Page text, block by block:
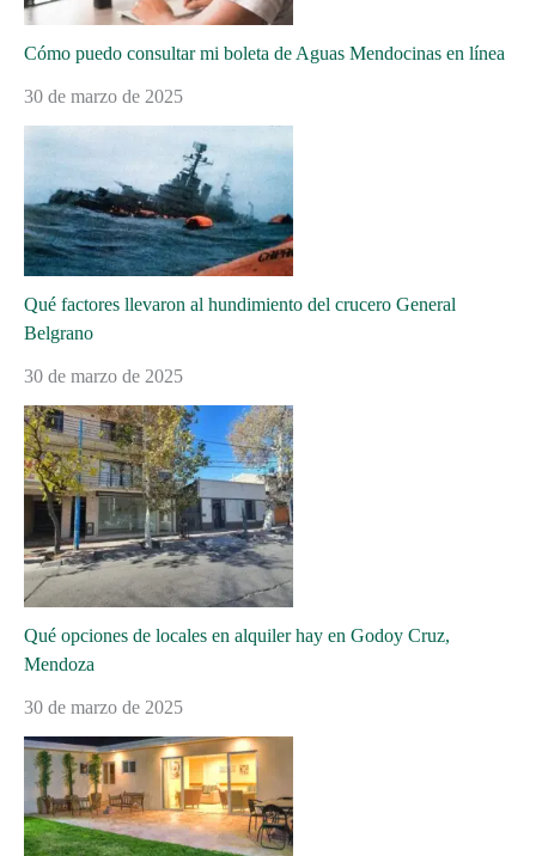
Cómo puedo consultar mi boleta de Aguas Mendocinas en línea
30 de marzo de 2025
Qué factores llevaron al hundimiento del crucero General
Belgrano
30 de marzo de 2025
Qué opciones de locales en alquiler hay en Godoy Cruz,
Mendoza
30 de marzo de 2025